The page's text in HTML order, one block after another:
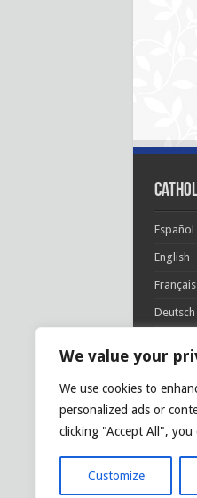
We value your
We use cookies to
personalized ads or
clicking "Accept All",
Customize
Español
English
Français
Deutsch
Polski
Glória